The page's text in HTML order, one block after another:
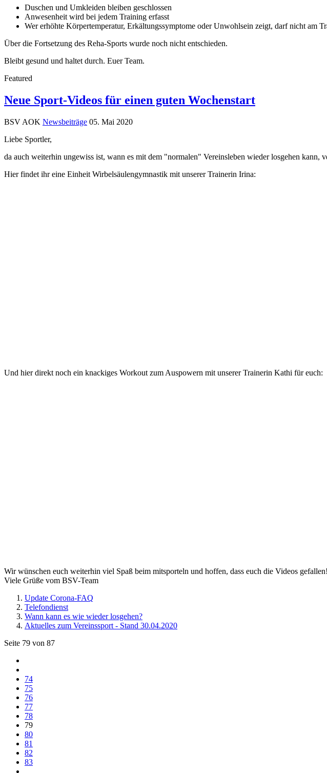
Duschen und Umkleiden bleiben geschlossen
Anwesenheit wird bei jedem Training erfasst
Wer erhöhte Körpertemperatur, Erkältungssymptome oder Unwohlsein zeigt, darf nicht am
Über die Fortsetzung des Reha-Sports wurde noch nicht entschieden.
Bleibt gesund und haltet durch. Euer Team.
Featured
Neue Sport-Videos für einen guten Wochenstart
BSV AOK Newsbeiträge 05. Mai 2020
Liebe Sportler,
da auch weiterhin ungewiss ist, wann es mit dem "normalen" Vereinsleben wieder losgehen
Hier findet ihr eine Einheit Wirbelsäulengymnastik mit unserer Trainerin Irina:
Und hier direkt noch ein knackiges Workout zum Auspowern mit unserer Trainerin Kathi für euch:
Wir wünschen euch weiterhin viel Spaß beim mitsporteln und hoffen, dass euch die Videos gefallen!
Viele Grüße vom BSV-Team
Update Corona-FAQ
Telefondienst
Wann kann es wie wieder losgehen?
Aktuelles zum Vereinssport - Stand 30.04.2020
Seite 79 von 87
74
75
76
77
78
79
80
81
82
83